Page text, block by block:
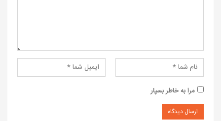
مرا به خاطر بسپار